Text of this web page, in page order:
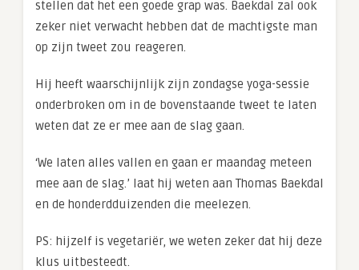
stellen dat het een goede grap was. Baekdal zal ook
zeker niet verwacht hebben dat de machtigste man
op zijn tweet zou reageren.
Hij heeft waarschijnlijk zijn zondagse yoga-sessie
onderbroken om in de bovenstaande tweet te laten
weten dat ze er mee aan de slag gaan.
‘We laten alles vallen en gaan er maandag meteen
mee aan de slag.’ laat hij weten aan Thomas Baekdal
en de honderdduizenden die meelezen.
PS: hijzelf is vegetariër, we weten zeker dat hij deze
klus uitbesteedt.